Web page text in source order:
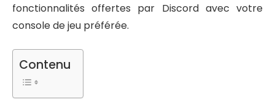
fonctionnalités offertes par Discord avec votre
console de jeu préférée.
Contenu